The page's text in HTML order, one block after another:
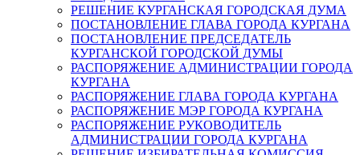
РЕШЕНИЕ КУРГАНСКАЯ ГОРОДСКАЯ ДУМА
ПОСТАНОВЛЕНИЕ ГЛАВА ГОРОДА КУРГАНА
ПОСТАНОВЛЕНИЕ ПРЕДСЕДАТЕЛЬ
КУРГАНСКОЙ ГОРОДСКОЙ ДУМЫ
РАСПОРЯЖЕНИЕ АДМИНИСТРАЦИИ ГОРОДА
КУРГАНА
РАСПОРЯЖЕНИЕ ГЛАВА ГОРОДА КУРГАНА
РАСПОРЯЖЕНИЕ МЭР ГОРОДА КУРГАНА
РАСПОРЯЖЕНИЕ РУКОВОДИТЕЛЬ
АДМИНИСТРАЦИИ ГОРОДА КУРГАНА